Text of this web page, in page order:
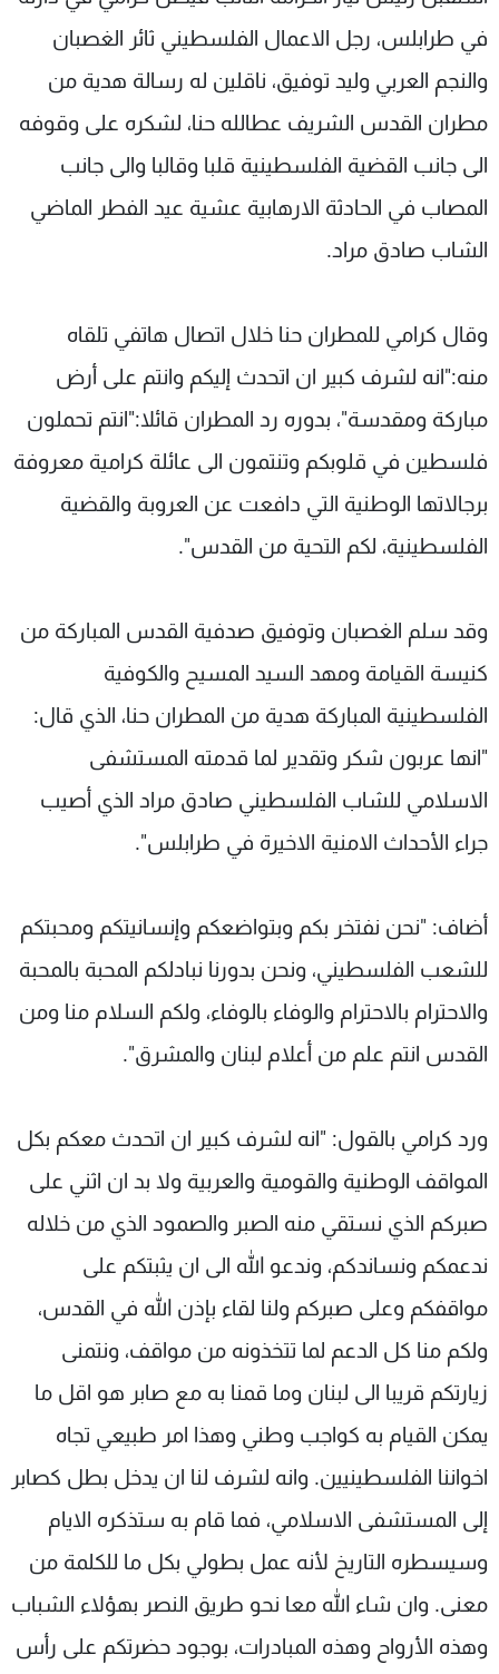
في طرابلس، رجل الاعمال الفلسطيني ثائر الغصبان
والنجم العربي وليد توفيق، ناقلين له رسالة هدية من
مطران القدس الشريف عطالله حنا، لشكره على وقوفه
الى جانب القضية الفلسطينية قلبا وقالبا والى جانب
المصاب في الحادثة الارهابية عشية عيد الفطر الماضي
الشاب صادق مراد.
وقال كرامي للمطران حنا خلال اتصال هاتفي تلقاه
منه:"انه لشرف كبير ان اتحدث إليكم وانتم على أرض
مباركة ومقدسة"، بدوره رد المطران قائلا:"انتم تحملون
فلسطين في قلوبكم وتنتمون الى عائلة كرامية معروفة
برجالاتها الوطنية التي دافعت عن العروبة والقضية
الفلسطينية، لكم التحية من القدس".
وقد سلم الغصبان وتوفيق صدفية القدس المباركة من
كنيسة القيامة ومهد السيد المسيح والكوفية
الفلسطينية المباركة هدية من المطران حنا، الذي قال:
"انها عربون شكر وتقدير لما قدمته المستشفى
الاسلامي للشاب الفلسطيني صادق مراد الذي أصيب
جراء الأحداث الامنية الاخيرة في طرابلس".
أضاف: "نحن نفتخر بكم وبتواضعكم وإنسانيتكم ومحبتكم
للشعب الفلسطيني، ونحن بدورنا نبادلكم المحبة بالمحبة
والاحترام بالاحترام والوفاء بالوفاء، ولكم السلام منا ومن
القدس انتم علم من أعلام لبنان والمشرق".
ورد كرامي بالقول: "انه لشرف كبير ان اتحدث معكم بكل
المواقف الوطنية والقومية والعربية ولا بد ان اثني على
صبركم الذي نستقي منه الصبر والصمود الذي من خلاله
ندعمكم ونساندكم، وندعو الله الى ان يثبتكم على
مواقفكم وعلى صبركم ولنا لقاء بإذن الله في القدس،
ولكم منا كل الدعم لما تتخذونه من مواقف، ونتمنى
زيارتكم قريبا الى لبنان وما قمنا به مع صابر هو اقل ما
يمكن القيام به كواجب وطني وهذا امر طبيعي تجاه
اخواننا الفلسطينيين. وانه لشرف لنا ان يدخل بطل كصابر
إلى المستشفى الاسلامي، فما قام به ستذكره الايام
وسيسطره التاريخ لأنه عمل بطولي بكل ما للكلمة من
معنى. وان شاء الله معا نحو طريق النصر بهؤلاء الشباب
وهذه الأرواح وهذه المبادرات، بوجود حضرتكم على رأس
شاهد البرامج
الترددات
عن MTV
لاعلاناتكم
وظائف
شروط الإسـتخدام
سياسة الخصوصية